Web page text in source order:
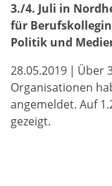
3./4. Juli in
für
Politik und
28.05.2019 | Über
Organisationen
angemeldet. Auf
gezeigt.